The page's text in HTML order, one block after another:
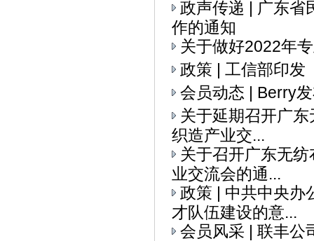
政声传递 | 广东省
作的通知
关于做好2022年
政策 | 工信部印发
会员动态 | Berry
关于延期召开广东
织造产业交...
关于召开广东无纺
业交流会的通...
政策 | 中共中央办
才队伍建设的意...
会员风采 | 联丰公